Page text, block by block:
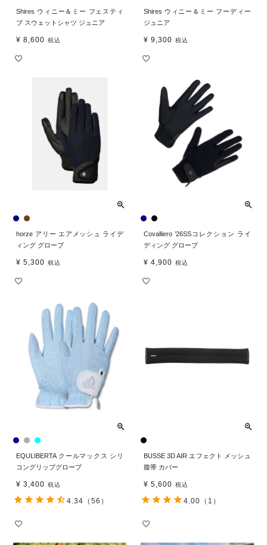
Shires ウィニー＆ミー フェスティ
ブ スウェットシャツ ジュニア
¥ 8,600 税込
Shires ウィニー＆ミー フーディー
ジュニア
¥ 9,300 税込
horze アリー エアメッシュ ライデ
ィング グローブ
¥ 5,300 税込
Covalliero ’26SSコレクション ライ
ディング グローブ
¥ 4,900 税込
EQULIBERTA クールマックス シリ
コングリップグローブ
¥ 3,400 税込
4.34 （56）
BUSSE 3D AIR エフェクト メッシュ
腹帯 カバー
¥ 5,600 税込
4.00 （1）